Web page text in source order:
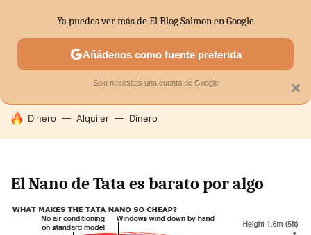
SECTORES ECONOMÍA DOMÉSTICA MERCADOS
HOY SE HABLA DE
Dinero Alquiler Dinero
El Nano de Tata es barato por algo
×
Ya puedes ver más de El Blog Salmon en Google
Añádenos como fuente preferida
Solo necesitas una cuenta de Google